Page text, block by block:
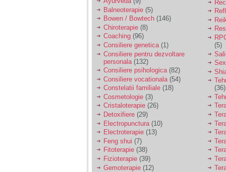
la munca, si a rupt
orice legatura cu
mine. Mama m-a batut
si m-a jignit in ultimul
hal, ba chiar m-a fortat
sa stau sa imi
introduca coada de
mop in vagin.
Am 20 ani si am avut
o viata foarte grea. O
familie care nu m-a
crescut cum trebuie,
tata alcoolic, mai
nimanui nu ii pasa de
mine. Din cauza asta
am inceput sa beau
alcool si am inceput
sa ma culc cu barbati
pentru bani.
Balneoterapie (5)
Bowen / Bowtech (146)
Chiroterapie (8)
Coaching (96)
Consiliere genetica (1)
Consiliere pentru dezvoltare
personala (132)
Consiliere psihologica(82)
Consiliere vocationala (54)
Constelatii familiale (18)
Cosmetologie (3)
Cristaloterapie (26)
Detoxifiere (29)
Electropunctura (10)
Electroterapie (13)
Feng shui (7)
Fitoterapie (38)
Fizioterapie (39)
Gemoterapie (12)
(5)
(36)